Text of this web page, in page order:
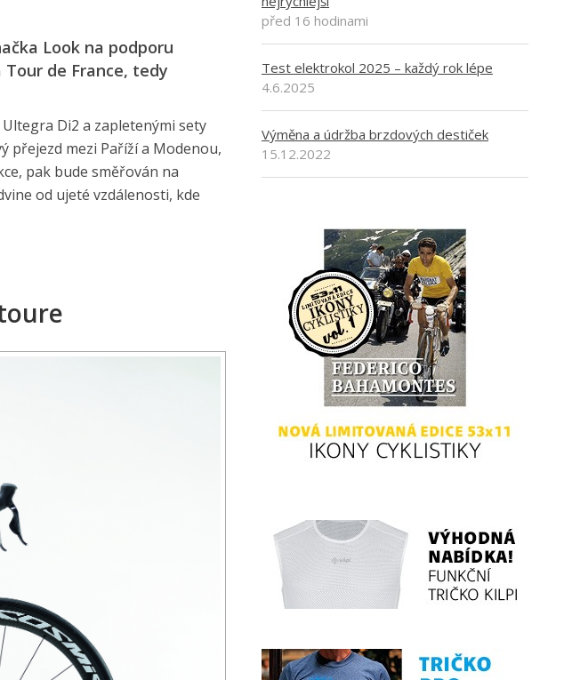
Look na podporu
de France, tedy
Di2 a zapletenými sety
přejezd mezi Paříží a Modenou,
pak bude směřován na
od ujeté vzdálenosti, kde
před 16 hodinami
Test elektrokol 2025 – každý rok lépe
4.6.2025
Výměna a údržba brzdových destiček
15.12.2022